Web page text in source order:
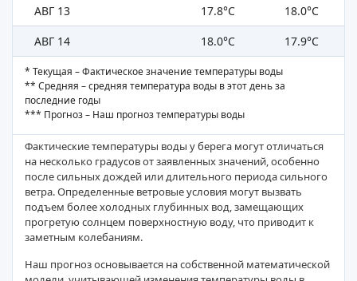
АВГ 13
17.8°C
18.0°C
АВГ 14
18.0°C 17.9°C
* Текущая – Фактическое значение температуры воды
** Средняя – средняя температура воды в этот день за
последние годы
*** Прогноз – Наш прогноз температуры воды
Фактические температуры воды у берега могут отличаться
на несколько градусов от заявленных значений, особенно
после сильных дождей или длительного периода сильного
ветра. Определенные ветровые условия могут вызвать
подъем более холодных глубинных вод, замещающих
прогретую солнцем поверхностную воду, что приводит к
заметным колебаниям.
Наш прогноз основывается на собственной математической